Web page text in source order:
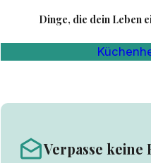
Dinge, die dein Leben
Verpasse keine